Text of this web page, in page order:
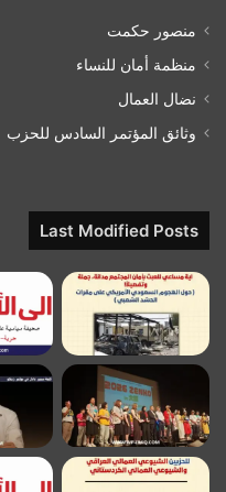
منصور حكمت
منظمة أمان للنساء
نضال العمال
وثائق المؤتمر السادس للحزب
Last Modified Posts